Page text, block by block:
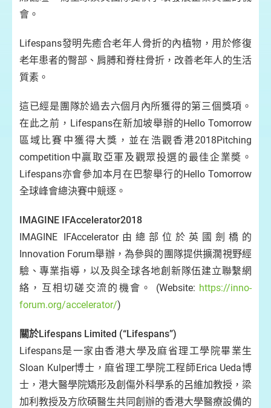
會。
Lifespans發明先癒合老年人骨折的內植物，用於修復
老年患者的臀部、肩膊和脊柱骨折，改善老年人的生活
質素。
這已經是團隊於過去六個月內所獲得的第三個獎項。
在此之前，Lifespans在新加坡舉辦的Hello Tomorrow
區域比賽中獲得大獎，並在浩觀香港2018Pitching
competition中贏取亞軍及觀眾投選的最佳企業奬。
Lifespans亦會參加本月在巴黎舉行的Hello Tomorrow
全球峰會總決賽中競逐。
IMAGINE IFAccelerator2018
IMAGINE IFAccelerator由總部位於英國劍橋的
Innovation Forum舉辦，為參與的團隊提供擴濶視野經
驗、專業指導，以及與全球各地創新隊伍建立聯繫網
絡，互相切磋交流的機會。 (Website: https://inno-
forum.org/accelerator/)
關於Lifespans Limited (“Lifespans”)
Lifespans是一家由香港大學及麻省理工學院畢業生
Sloan Kulper博士，麻省理工學院工程師Erica Ueda博
士，港大醫學院矯形及創傷外科學系的呂維加教授，梁
加利教授及方欣碩醫生共同創辦的香港大學醫療設備的